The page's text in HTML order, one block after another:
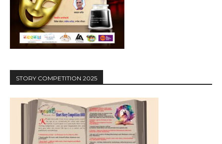
STORY COMPETITION 2025